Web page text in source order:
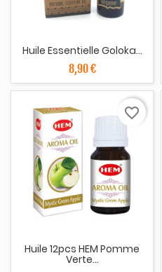
Huile Essentielle Goloka...
8,90 €
Huile 12pcs HEM Pomme
Verte...
favorite_border